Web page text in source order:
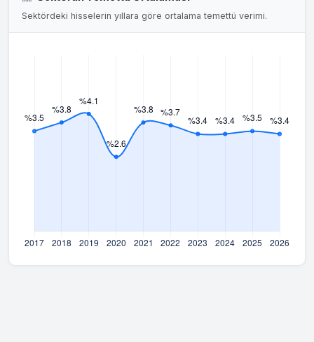
Sektördeki hisselerin yıllara göre ortalama temettü verimi.